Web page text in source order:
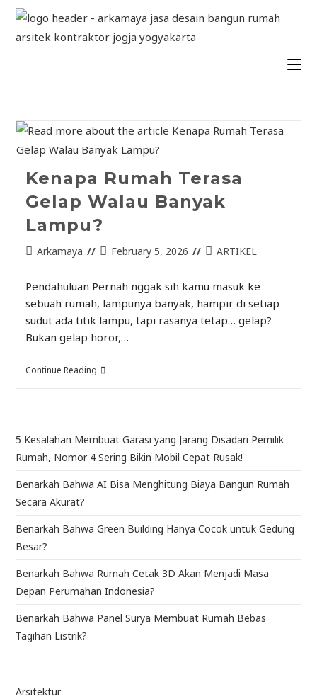
Kenapa Rumah Terasa
Gelap Walau Banyak
Lampu?
Arkamaya February 5, 2026 ARTIKEL
Pendahuluan Pernah nggak sih kamu masuk ke
sebuah rumah, lampunya banyak, hampir di setiap
sudut ada titik lampu, tapi rasanya tetap… gelap?
Bukan gelap horor,…
Continue Reading
5 Kesalahan Membuat Garasi yang Jarang Disadari Pemilik
Rumah, Nomor 4 Sering Bikin Mobil Cepat Rusak!
Benarkah Bahwa AI Bisa Menghitung Biaya Bangun Rumah
Secara Akurat?
Benarkah Bahwa Green Building Hanya Cocok untuk Gedung
Besar?
Benarkah Bahwa Rumah Cetak 3D Akan Menjadi Masa
Depan Perumahan Indonesia?
Benarkah Bahwa Panel Surya Membuat Rumah Bebas
Tagihan Listrik?
Arsitektur